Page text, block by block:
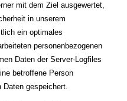
mit dem Ziel ausgewertet,
in unserem
ein optimales
personenbezogenen
Daten der Server-Logfiles
betroffene Person
Daten gespeichert.